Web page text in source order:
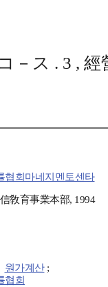
－ス . 3 , 經
협회마네지멘토센타
敎育事業本部, 1994
원가계산;
협회